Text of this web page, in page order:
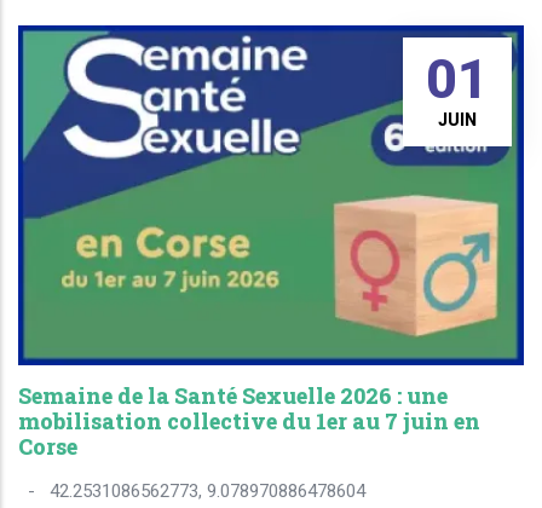
01
JUIN
Semaine de la Santé Sexuelle 2026 : une
mobilisation collective du 1er au 7 juin en
Corse
- 42.2531086562773, 9.078970886478604